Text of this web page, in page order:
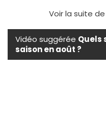
Voir la suite
Vidéo suggérée Quels
saison en août ?